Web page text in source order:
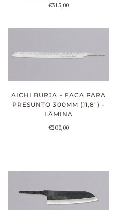
€315,00
AICHI BURJA - FACA PARA
PRESUNTO 300MM (11,8") -
LÂMINA
€200,00